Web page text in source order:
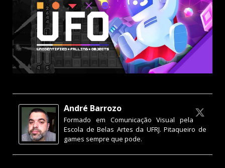
André Barrozo
Formado em Comunicação Visual pela
Escola de Belas Artes da UFRJ. Pitaqueiro de
games sempre que pode.